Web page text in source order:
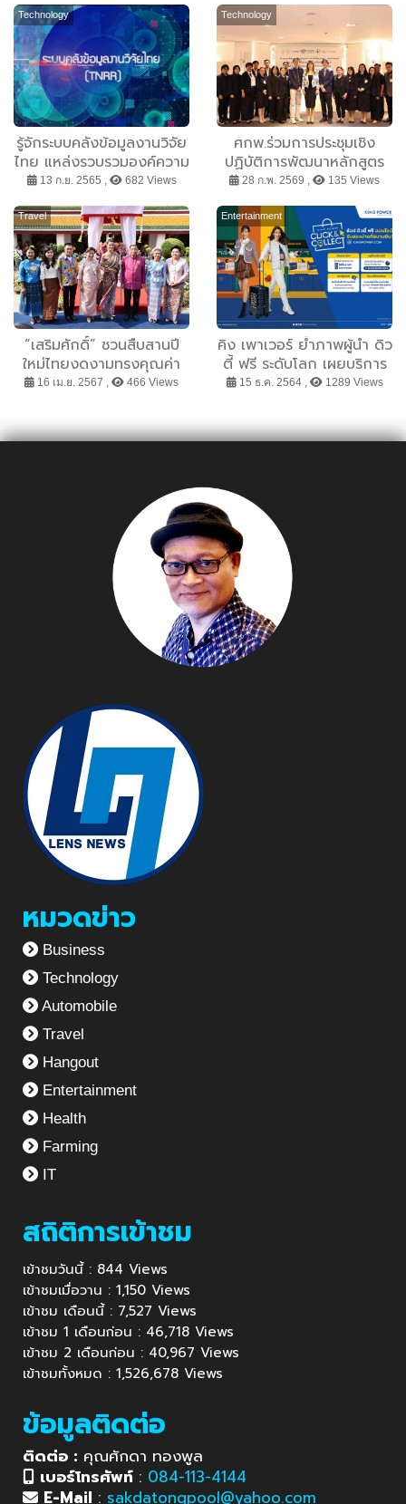
Technology
รู้จักระบบคลังข้อมูลงานวิจัย
ไทย แหล่งรวบรวมองค์ความ
รู้ขนาดใหญ่ด้านวิทยาศาสตร์
วิจัยและนวัตกรรม วช. เผย
ความสำคัญของฐานข้อมูล
งานวิจัยไทย
13 ก.ย. 2565 , 682 Views
Technology
ศกพ.ร่วมการประชุมเชิง
ปฏิบัติการพัฒนาหลักสูตร
การเรียนรู้หนังสือไทยสำหรับ
เด็กข้ามชาติ
28 ก.พ. 2569 , 135 Views
Travel
“เสริมศักดิ์” ชวนสืบสานปี
ใหม่ไทยงดงามทรงคุณค่า
ในโอกาสประเพณีสงกรานต์
traditional Thai New
และร่วมกิจกรรมสงกรานต์
หลากหลายทั้งใน
กรุงเทพมหานคร และทุก
ภูมิภาคทั่วไทย
16 เม.ย. 2567 , 466 Views
Entertainment
คิง เพาเวอร์ ย้ำภาพผู้นำ ดิว
ตี้ ฟรี ระดับโลก เผยบริการ
ใหม่ครั้งแรกเพื่อนักเดินทาง
แคมเปญทุกโลเคชั่นรับ
15 ธ.ค. 2564 , 1289 Views
หมวดข่าว
Business
Technology
Automobile
Travel
Hangout
Entertainment
Health
Farming
IT
สถิติการเข้าชม
เข้าชมวันนี้ : 844 Views
เข้าชมเมื่อวาน : 1,150 Views
เข้าชม เดือนนี้ : 7,527 Views
เข้าชม 1 เดือนก่อน : 46,718 Views
เข้าชม 2 เดือนก่อน : 40,967 Views
เข้าชมทั้งหมด : 1,526,678 Views
ข้อมูลติดต่อ
ติดต่อ : คุณศักดา ทองพูล
เบอร์โทรศัพท์ : 084-113-4144
E-Mail : sakdatongpool@yahoo.com